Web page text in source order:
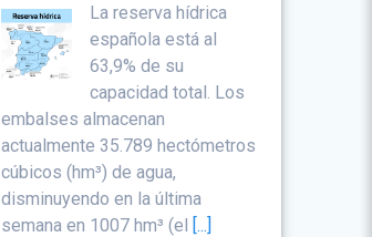
La reserva hídrica
española está al
63,9% de su
capacidad total. Los
embalses almacenan
actualmente 35.789 hectómetros
cúbicos (hm³) de agua,
disminuyendo en la última
semana en 1007 hm³ (el [...]